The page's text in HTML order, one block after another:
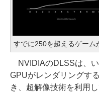
すでに250を超えるゲーム
NVIDIAのDLSSは、い
GPUがレンダリングす
き、超解像技術を利用